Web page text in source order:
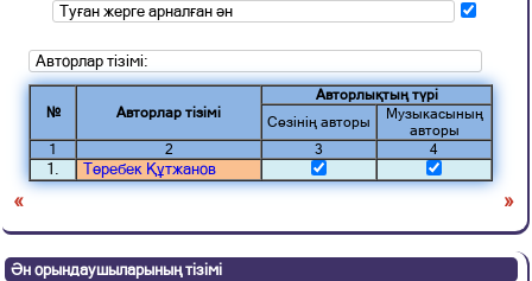
Туған жерге арналған ән
Авторлар тізімі:
№ Авторлар тізімі
Авторлықтың түрі
Сөзінің авторы
Музыкасының
авторы
1
2 3 4
1. Төребек Құтжанов
« »
Ән орындаушыларының тізімі